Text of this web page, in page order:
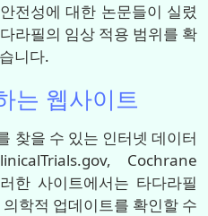
전성에 대한 논문들이 실렸
라필의 임상 적용 범위를 확
니다.
는 웹사이트
찾을 수 있는 인터넷 데이터
Cochrane
한 사이트에서는 타다라필
학적 업데이트를 확인할 수